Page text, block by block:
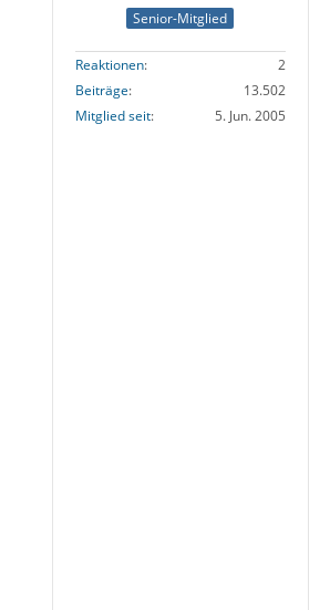
Senior-Mitglied
Reaktionen
2
Beiträge
13.502
Mitglied seit
5. Jun. 2005